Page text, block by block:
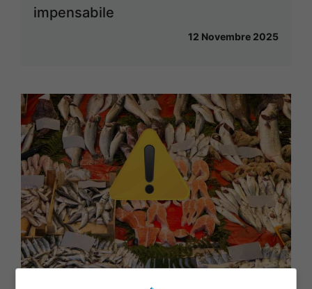
impensabile
12 Novembre 2025